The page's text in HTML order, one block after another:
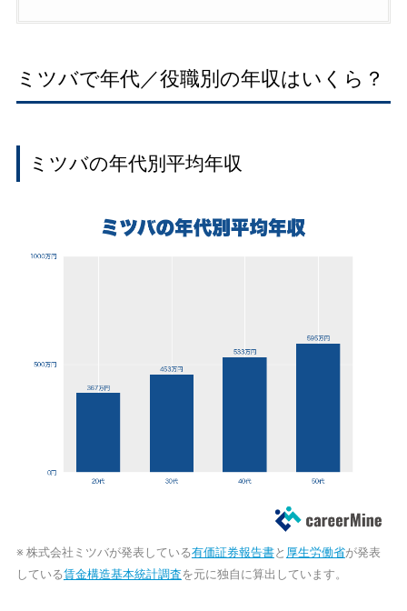
ミツバで年代／役職別の年収はいくら？
ミツバの年代別平均年収
※ 株式会社ミツバが発表している有価証券報告書と 厚生労働省が発表
している賃金構造基本統計調査を元に独自に算出しています。